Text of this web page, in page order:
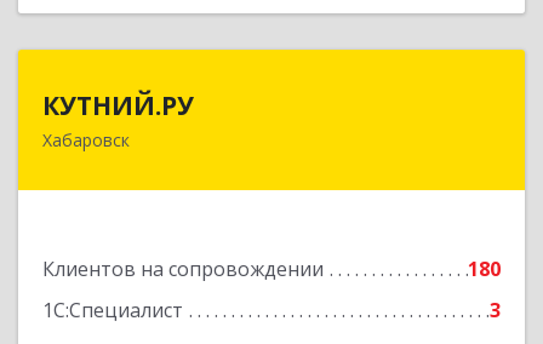
КУТНИЙ.РУ
Хабаровск
Клиентов на сопровождении
180
1С:Специалист
3
680007, Хабаровский край, Хабаровск г,